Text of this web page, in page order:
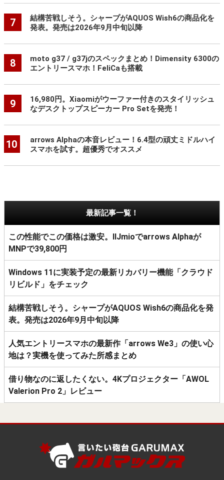
7
結構苦戦しそう。シャープがAQUOS Wish6の商品化を
発表。発売は2026年9月中旬以降
8
moto g37 / g37jのスペックまとめ！Dimensity 6300の
エントリースマホ！FeliCaも搭載
9
16,980円。Xiaomiがウーファー付きのスタイリッシュ
なデスクトップスピーカー Pro Setを発売！
10
arrows Alphaの本音レビュー！6.4型の頑丈ミドルハイ
スマホを試す。超優秀でオススメ
最新記事一覧！
この性能でこの価格は激安。IIJmioでarrows Alphaが
MNPで39,800円
Windows 11に実装予定の最新リカバリー機能「クラウド
リビルド」をチェック
結構苦戦しそう。シャープがAQUOS Wish6の商品化を発
表。発売は2026年9月中旬以降
人気エントリースマホの最新作「arrows We3」の使い心
地は？実機を使ってみた所感まとめ
借り物なのに返したくない。4Kプロジェクター「AWOL
Valerion Pro 2」レビュー